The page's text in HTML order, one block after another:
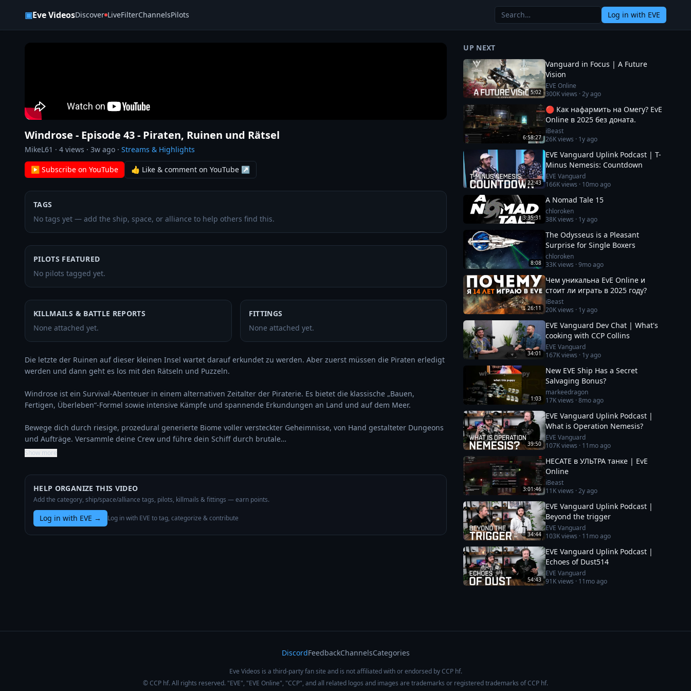
▣Eve VideosDiscover LiveFilterChannelsPilots Log in with EVE
Windrose - Episode 43 - Piraten, Ruinen und Rätsel
MikeL61 · 4 views · 3w ago · Streams & Highlights
▶ Subscribe on YouTube 👍 Like & comment on YouTube ↗
TAGS
No tags yet — add the ship, space, or alliance to help others find this.
PILOTS FEATURED
No pilots tagged yet.
KILLMAILS & BATTLE REPORTS
None attached yet.
FITTINGS
None attached yet.
Die letzte der Ruinen auf dieser kleinen Insel wartet darauf erkundet zu werden. Aber zuerst müssen die Piraten erledigt
werden und dann geht es los mit den Rätseln und Puzzeln.
Windrose ist ein Survival-Abenteuer in einem alternativen Zeitalter der Piraterie. Es bietet die klassische „Bauen,
Fertigen, Überleben“-Formel sowie intensive Kämpfe und spannende Erkundungen an Land und auf dem Meer.
Bewege dich durch riesige, prozedural generierte Biome voller versteckter Geheimnisse, von Hand gestalteter Dungeons
und Aufträge. Versammle deine Crew und führe dein Schiff durch brutale…
Show more
HELP ORGANIZE THIS VIDEO
Add the category, ship/space/alliance tags, pilots, killmails & fittings — earn points.
Log in with EVE → Log in with EVE to tag, categorize & contribute
UP NEXT
5:02
Vanguard in Focus | A Future
Vision
EVE Online
300Kviews ·2y ago
6:58:27
🔴 Как нафармить на Омегу? EvE
Online в 2025 без доната.
iBeast
26Kviews · 1y ago
22:43
EVE Vanguard Uplink Podcast | T-
Minus Nemesis: Countdown
EVE Vanguard
166Kviews · 10mo ago
3:35:31
A Nomad Tale 15
chloroken
38Kviews · 1y ago
8:08
The Odysseus is a Pleasant
Surprise for Single Boxers
chloroken
33Kviews ·9mo ago
26:11
Чем уникальна EvE Online и
стоит ли играть в 2025 году?
iBeast
20Kviews · 1y ago
34:01
EVE Vanguard Dev Chat | What's
cooking with CCP Collins
EVE Vanguard
167Kviews · 1y ago
1:03
New EVE Ship Has a Secret
Salvaging Bonus?
markeedragon
17Kviews ·8mo ago
39:50
EVE Vanguard Uplink Podcast |
What is Operation Nemesis?
EVE Vanguard
107Kviews · 11mo ago
3:01:46
HECATE в УЛЬТРА танке | EvE
Online
iBeast
11Kviews ·2y ago
34:44
EVE Vanguard Uplink Podcast |
Beyond the trigger
EVE Vanguard
103Kviews · 11mo ago
54:43
EVE Vanguard Uplink Podcast |
Echoes of Dust514
EVE Vanguard
91Kviews · 11mo ago
DiscordFeedbackChannelsCategories
Eve Videos is a third-party fan site and is not affiliated with or endorsed by CCP hf.
© CCP hf. All rights reserved. "EVE", "EVE Online", "CCP", and all related logos and images are trademarks or registered trademarks of CCP hf.